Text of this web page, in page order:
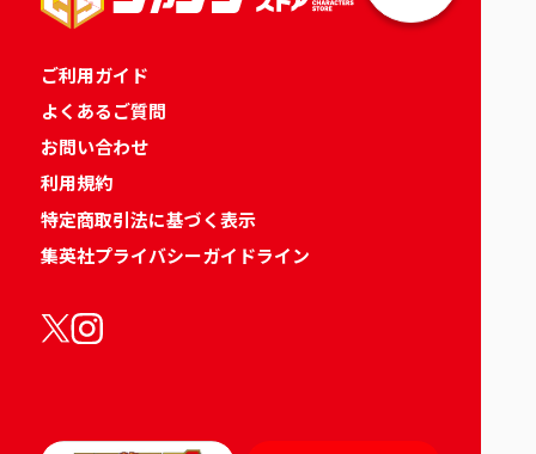
ご利用ガイド
よくあるご質問
お問い合わせ
利用規約
特定商取引法に基づく表示
集英社プライバシーガイドライン